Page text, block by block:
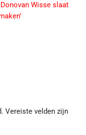
Wisse slaat
Vereiste velden zijn